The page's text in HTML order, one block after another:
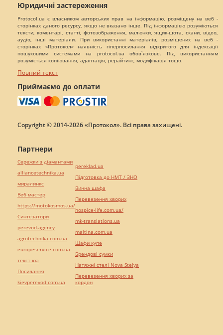
Юридичні застереження
Protocol.ua є власником авторських прав на інформацію, розміщену на веб -
сторінках даного ресурсу, якщо не вказано інше. Під інформацією розуміються
тексти, коментарі, статті, фотозображення, малюнки, ящик-шота, скани, відео,
аудіо, інші матеріали. При використанні матеріалів, розміщених на веб -
сторінках «Протокол» наявність гіперпосилання відкритого для індексації
пошуковими системами на protocol.ua обов`язкове. Під використанням
розуміється копіювання, адаптація, рерайтинг, модифікація тощо.
Повний текст
Приймаємо до оплати
Copyright © 2014-2026 «Протокол». Всі права захищені.
Партнери
Сережки з діамантами
alliancetechnika.ua
миралинкс
Веб мастер
https://motokosmos.ua/
Синтезатори
perevod.agency
agrotechnika.com.ua
europeservice.com.ua
текст юа
Посилання
kievperevod.com.ua
pereklad.ua
Підготовка до НМТ / ЗНО
Винна шафа
Перевезення хворих
hospice-life.com.ua/
mk-translations.ua
maltina.com.ua
Шафи купе
Брендові сумки
Натяжні стелі Nova Stelya
Перевезення хворих за
кордон